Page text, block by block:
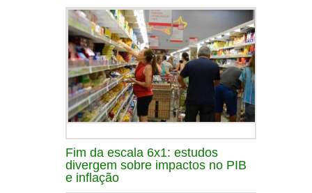
Fim da escala 6x1: estudos
divergem sobre impactos no PIB
e inflação